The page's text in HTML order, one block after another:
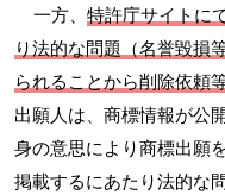
一方、 特許庁サイトに
り法的な問題（名誉毀損
られることから削除依頼
出願人は、商標情報が公
身の意思により商標出願
掲載するにあたり法的な